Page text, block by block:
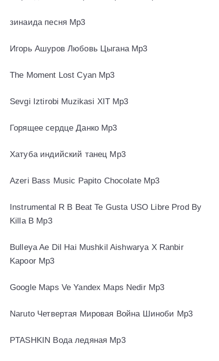
зинаида песня Mp3
Игорь Ашуров Любовь Цыгана Mp3
The Moment Lost Cyan Mp3
Sevgi Iztirobi Muzikasi XIT Mp3
Горящее сердце Данко Mp3
Хатуба индийский танец Mp3
Azeri Bass Music Papito Chocolate Mp3
Instrumental R B Beat Te Gusta USO Libre Prod By
Killa B Mp3
Bulleya Ae Dil Hai Mushkil Aishwarya X Ranbir
Kapoor Mp3
Google Maps Ve Yandex Maps Nedir Mp3
Naruto Четвертая Мировая Война Шиноби Mp3
PTASHKIN Вода ледяная Mp3